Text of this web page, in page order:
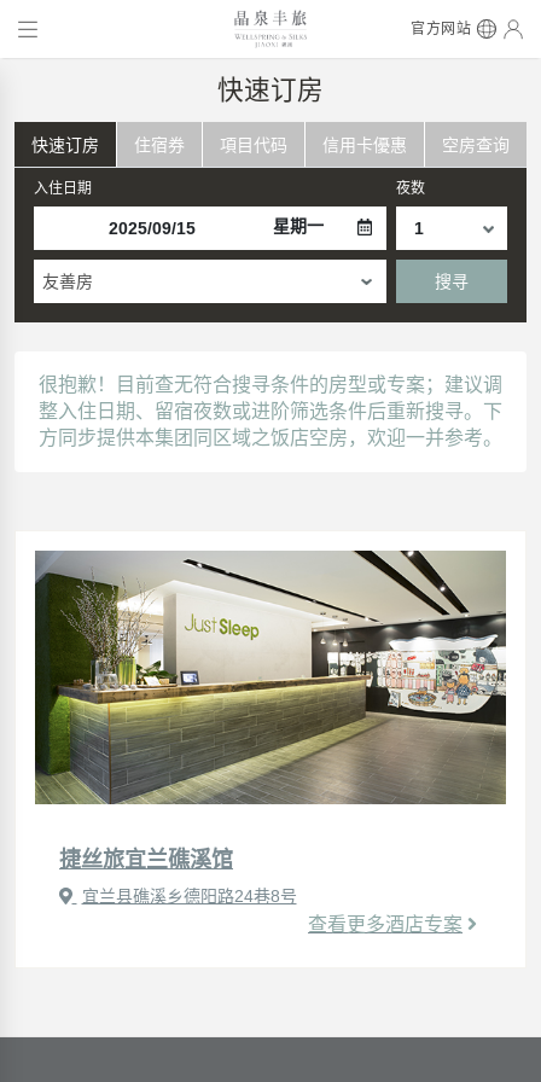
官方网站
快速订房
快速订房 住宿券 項目代码 信用卡優惠 空房查询
入住日期
星期一
夜数
友善房 搜寻
很抱歉！目前查无符合搜寻条件的房型或专案；建议调
整入住日期、留宿夜数或进阶筛选条件后重新搜寻。下
方同步提供本集团同区域之饭店空房，欢迎一并参考。
捷丝旅宜兰礁溪馆
宜兰县礁溪乡德阳路24巷8号
查看更多酒店专案